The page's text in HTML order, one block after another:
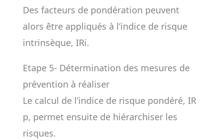
Des facteurs de pondération peuvent
alors être appliqués à l’indice de risque
intrinsèque, IRi.
Etape 5- Détermination des mesures de
prévention à réaliser
Le calcul de l’indice de risque pondéré, IR
p, permet ensuite de hiérarchiser les
risques.